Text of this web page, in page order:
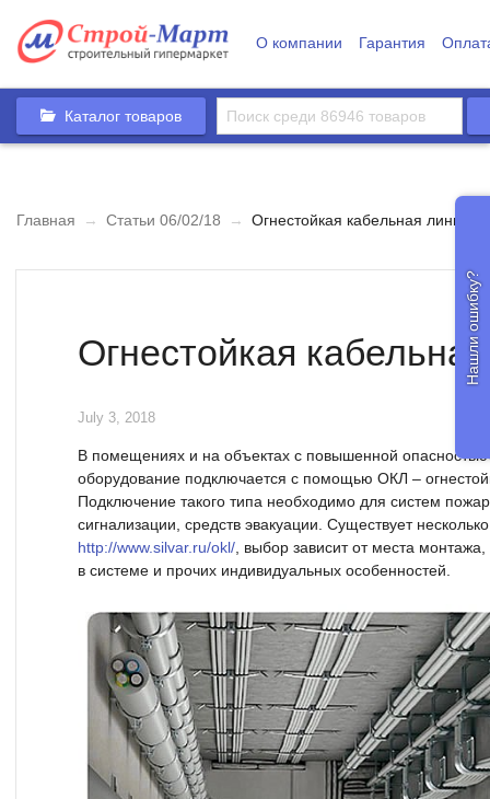
О компании Гарантия
Каталог товаров
Главная → Статьи 06/02/18 → Огнестойкая кабельная линия
Огнестойкая
July 3, 2018
В помещениях и на объектах с повышенной опасностью
оборудование подключается с помощью ОКЛ –
Подключение такого типа необходимо для систем
сигнализации, средств эвакуации. Существует
http://www.silvar.ru/okl/ , выбор зависит от места
в системе и прочих индивидуальных особенностей.
Нашли ошибку?